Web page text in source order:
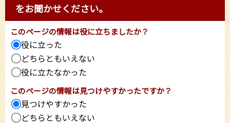
をお聞かせください。
このページの情報は役に立ちましたか？
役に立った
どちらともいえない
役に立たなかった
このページの情報は見つけやすかったですか？
見つけやすかった
どちらともいえない